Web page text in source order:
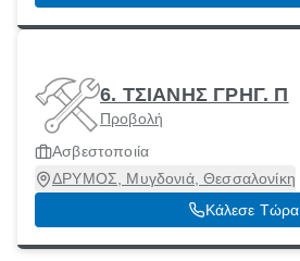
6. ΤΣΙΑΝΗΣ ΓΡΗΓ. Π
Προβολή
Ασβεστοποιία
ΔΡΥΜΟΣ, Μυγδονιά, Θεσσαλονίκη
Κάλεσε Τώρα